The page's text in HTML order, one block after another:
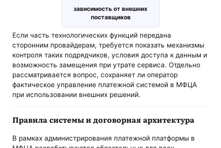
зависимость от внешних
поставщиков
Если часть технологических функций передана
сторонним провайдерам, требуется показать механизмы
контроля таких подрядчиков, условия доступа к данным и
возможность замещения при утрате сервиса. Отдельно
рассматривается вопрос, сохраняет ли оператор
фактическое управление платежной системой в МФЦА
при использовании внешних решений.
Правила системы и договорная архитектура
В рамках администрирования платежной платформы в